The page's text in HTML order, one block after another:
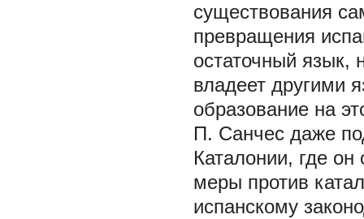
существования
превращения
остаточный язык,
владеет другими
образование на
П. Санчес даже
Каталонии, где
меры против
испанскому